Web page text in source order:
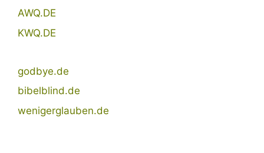
AWQ.DE
KWQ.DE
godbye.de
bibelblind.de
wenigerglauben.de